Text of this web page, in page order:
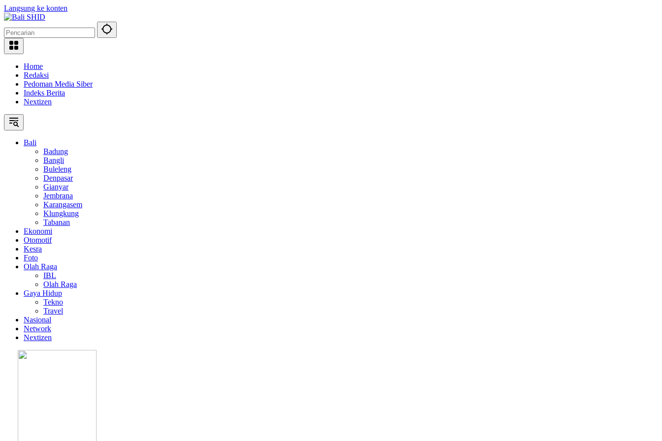
Langsung ke konten
Home
Redaksi
Pedoman Media Siber
Indeks Berita
Nextizen
Bali
Badung
Bangli
Buleleng
Denpasar
Gianyar
Jembrana
Karangasem
Klungkung
Tabanan
Ekonomi
Otomotif
Kesra
Foto
Olah Raga
IBL
Olah Raga
Gaya Hidup
Tekno
Travel
Nasional
Network
Nextizen